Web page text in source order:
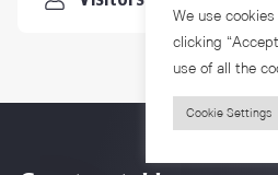
We use
clicking
use of all the
Cookie Settings